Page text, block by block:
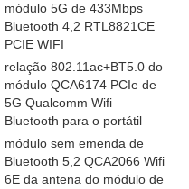
módulo 5G de 433Mbps
Bluetooth 4,2 RTL8821CE
PCIE WIFI
relação 802.11ac+BT5.0 do
módulo QCA6174 PCIe de
5G Qualcomm Wifi
Bluetooth para o portátil
módulo sem emenda de
Bluetooth 5,2 QCA2066 Wifi
6E da antena do módulo de